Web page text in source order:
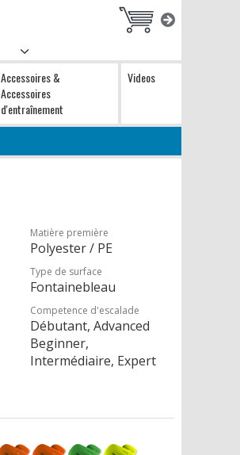
Accessoires &
Accessoires
d'entraînement
Videos
Matière première
Polyester / PE
Type de surface
Fontainebleau
Competence d'escalade
Débutant, Advanced
Beginner,
Intermédiaire, Expert